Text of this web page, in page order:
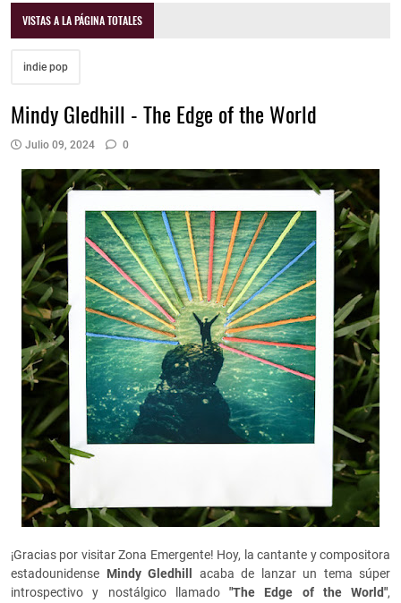
VISTAS A LA PÁGINA TOTALES
indie pop
Mindy Gledhill - The Edge of the World
Julio 09, 2024 0
¡Gracias por visitar Zona Emergente! Hoy, la cantante y compositora
estadounidense Mindy Gledhill
acaba de lanzar un tema súper
introspectivo y nostálgico llamado "The Edge of the World",